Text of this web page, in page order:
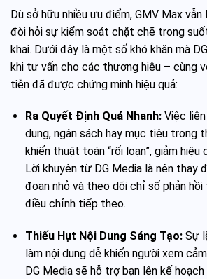
Dù sở hữu nhiều ưu điểm, GMV Max
đòi hỏi sự kiểm soát chặt chẽ trong
khai. Dưới đây là một số khó khăn mà
khi tư vấn cho các thương hiệu – cùng
tiễn đã được chứng minh hiệu quả:
Ra Quyết Định Quá Nhanh:Việc
dung, ngân sách hay mục tiêu trong
khiến thuật toán “rối loạn”, giảm hiệu
Lời khuyên từ DG Media là nên thay
đoạn nhỏ và theo dõi chỉ số phản
điều chỉnh tiếp theo.
Thiếu Hụt Nội Dung Sáng Tạo:Sự
làm nội dung dễ khiến người xem
DG Media sẽ hỗ trợ bạn lên kế